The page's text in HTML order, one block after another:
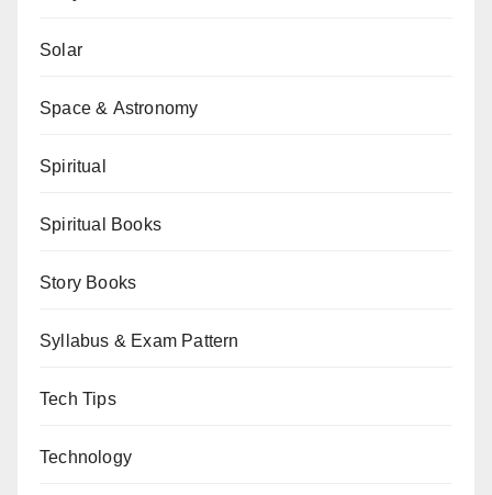
Solar
Space & Astronomy
Spiritual
Spiritual Books
Story Books
Syllabus & Exam Pattern
Tech Tips
Technology